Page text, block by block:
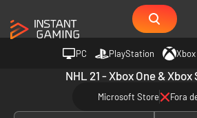
PC PlayStation Xbox
NHL 21 - Xbox One & Xbox
Microsoft Store Fora